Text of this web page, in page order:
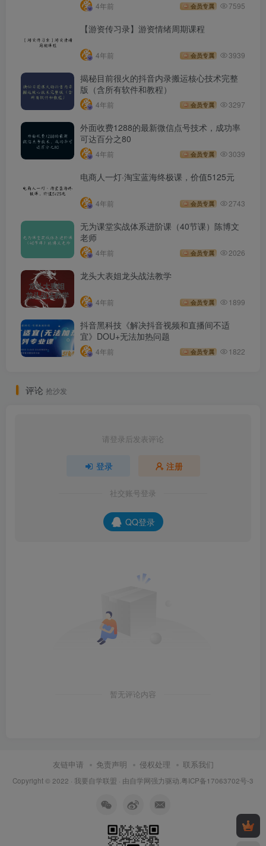
4年前 会员专属 7595
【游资传习录】游资情绪周期课程
4年前 会员专属 3939
揭秘目前很火的抖音内录搬运核心技术完整
版（含所有软件和教程）
4年前 会员专属 3297
外面收费1288的最新微信点号技术，成功率
可达百分之80
4年前 会员专属 3039
电商人一灯·淘宝蓝海终极课，价值5125元
4年前 会员专属 2743
无为课堂实战体系进阶课（40节课）陈博文
老师
4年前 会员专属 2026
龙头大表姐龙头战法教学
4年前 会员专属 1899
抖音黑科技《解决抖音视频和直播间不适
宜》DOU+无法加热问题
4年前 会员专属 1822
评论 抢沙发
请登录后发表评论
登录 注册
社交账号登录
QQ登录
暂无评论内容
友链申请 免责声明 侵权处理 联系我们
Copyright © 2022 · 我要自学联盟 · 由自学网强力驱动. 粤ICP备17063702号-3